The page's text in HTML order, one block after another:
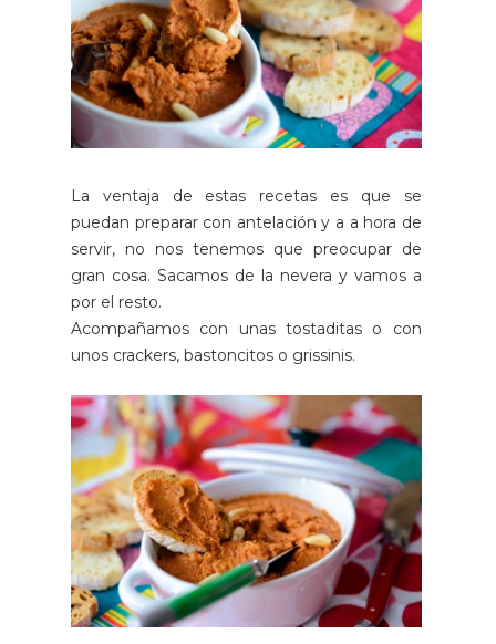
La ventaja de estas recetas es que se
puedan preparar con antelación y a a hora de
servir, no nos tenemos que preocupar de
gran cosa. Sacamos de la nevera y vamos a
por el resto.
Acompañamos con unas tostaditas o con
unos crackers, bastoncitos o grissinis.